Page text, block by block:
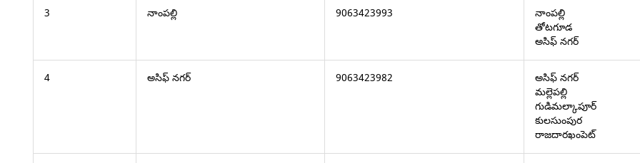
3 నాంపల్లి 9063423993
నాంపల్లి
తోటగూడ
అసిఫ్ నగర్
4 అసిఫ్ నగర్ 9063423982
అసిఫ్ నగర్
మల్లెపల్లి
గుడిమల్కాపూర్
కులసుంపుర
రాజదారఖంపెట్